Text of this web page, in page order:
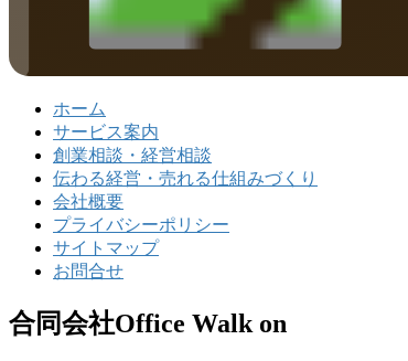
ホーム
サービス案内
創業相談・経営相談
伝わる経営・売れる仕組みづくり
会社概要
プライバシーポリシー
サイトマップ
お問合せ
合同会社Office Walk on